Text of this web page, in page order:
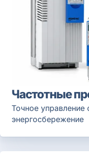
Частотные
Точное управление
энергосбережение